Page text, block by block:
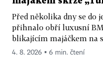
Před několika dny se do
přihnalo obří luxusní
blikajícím majáčkem na
4. 8. 2026 ▪ 6 min. čtení